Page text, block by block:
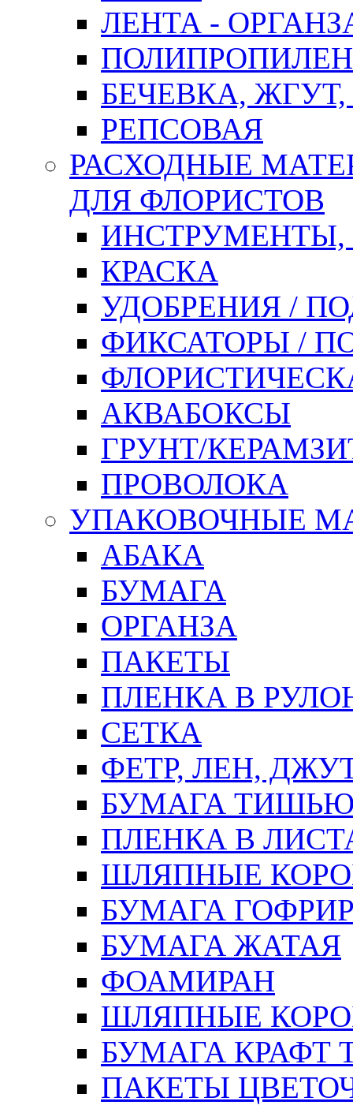
ЛЕНТА -
БЕЧЕВКА,
РЕПСОВАЯ
РАСХОДНЫЕ
ДЛЯ ФЛОРИСТОВ
ИНСТРУМЕНТЫ,
КРАСКА
УДОБРЕНИЯ /
ФИКСАТОРЫ /
АКВАБОКСЫ
ГРУНТ/
ПРОВОЛОКА
УПАКОВОЧНЫЕ
АБАКА
БУМАГА
ОРГАНЗА
ПАКЕТЫ
ПЛЕНКА В
СЕТКА
ФЕТР, ЛЕН,
БУМАГА
ПЛЕНКА В
ШЛЯПНЫЕ
БУМАГА
БУМАГА ЖАТАЯ
ФОАМИРАН
ШЛЯПНЫЕ
БУМАГА КРАФТ
ПАКЕТЫ